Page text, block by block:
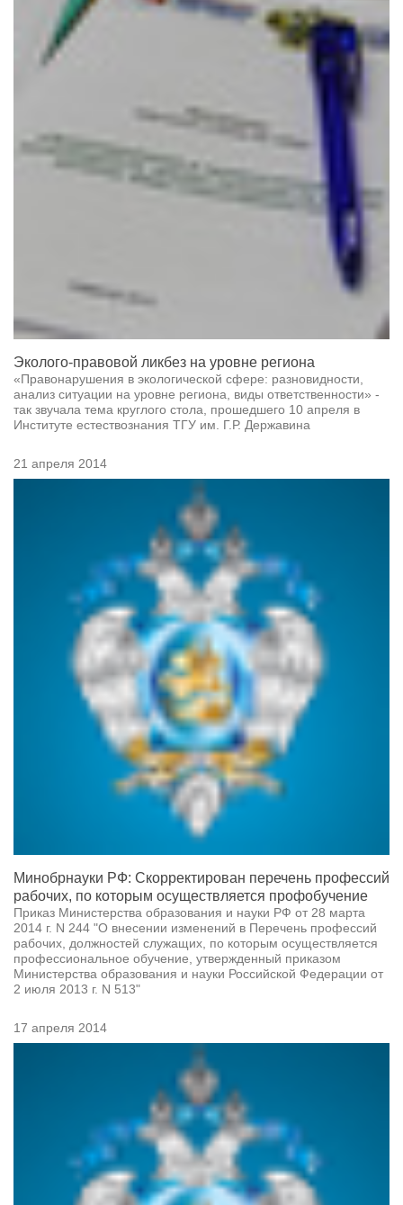
Эколого-правовой ликбез на уровне региона
«Правонарушения в экологической сфере: разновидности,
анализ ситуации на уровне региона, виды ответственности» -
так звучала тема круглого стола, прошедшего 10 апреля в
Институте естествознания ТГУ им. Г.Р. Державина
21 апреля 2014
Минобрнауки РФ: Скорректирован перечень профессий
рабочих, по которым осуществляется профобучение
Приказ Министерства образования и науки РФ от 28 марта
2014 г. N 244 "О внесении изменений в Перечень профессий
рабочих, должностей служащих, по которым осуществляется
профессиональное обучение, утвержденный приказом
Министерства образования и науки Российской Федерации от
2 июля 2013 г. N 513"
17 апреля 2014